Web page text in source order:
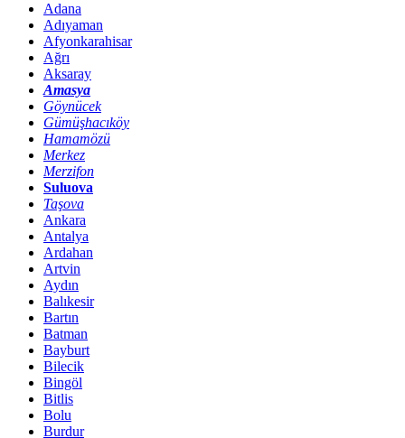
Adana
Adıyaman
Afyonkarahisar
Ağrı
Aksaray
Amasya
Göynücek
Gümüşhacıköy
Hamamözü
Merkez
Merzifon
Suluova
Taşova
Ankara
Antalya
Ardahan
Artvin
Aydın
Balıkesir
Bartın
Batman
Bayburt
Bilecik
Bingöl
Bitlis
Bolu
Burdur